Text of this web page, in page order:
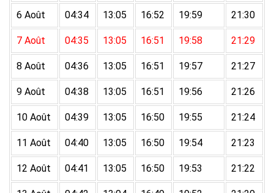
6 Août 04:34 13:05 16:52 19:59 21:30
7 Août 04:35 13:05 16:51 19:58 21:29
8 Août 04:36 13:05 16:51 19:57 21:27
9 Août 04:38 13:05 16:51 19:56 21:26
10 Août 04:39 13:05 16:50 19:55 21:24
11 Août 04:40 13:05 16:50 19:54 21:23
12 Août 04:41 13:05 16:50 19:53 21:22